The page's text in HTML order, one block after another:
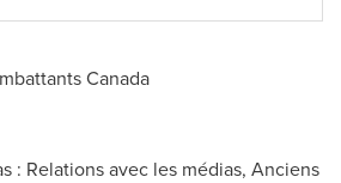
Canada
: Relations avec les médias, Anciens